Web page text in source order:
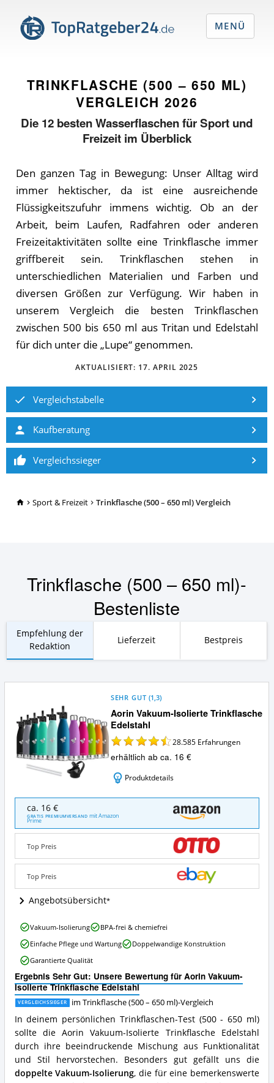
TopRatgeber24.de
Sport & Freizeit Trinkflasche (500 – 650 ml) Vergleich
TRINKFLASCHE (500 – 650 ML)
VERGLEICH 2026
Die 12 besten Wasserflaschen für Sport und
Freizeit im Überblick
Den ganzen Tag in Bewegung: Unser Alltag wird
immer hektischer, da ist eine ausreichende
Flüssigkeitszufuhr immens wichtig. Ob an der
Arbeit, beim Laufen, Radfahren oder anderen
Freizeitaktivitäten sollte eine Trinkflasche immer
griffbereit sein. Trinkflaschen stehen in
unterschiedlichen Materialien und Farben und
diversen Größen zur Verfügung. Wir haben in
unserem Vergleich die besten Trinkflaschen
zwischen 500 bis 650 ml aus Tritan und Edelstahl
für dich unter die „Lupe“ genommen.
AKTUALISIERT: 17. APRIL 2025
Vergleichstabelle
Kaufberatung
Vergleichssieger
Trinkflasche (500 – 650 ml)-
Bestenliste
Empfehlung der
Redaktion
Lieferzeit Bestpreis
Aorin Vakuum-Isolierte Trinkflasche
Edelstahl
SEHR GUT (1,3)
28.585 Erfahrungen
erhältlich ab ca. 16 €
Produktdetails
Vakuum-
Isolierte
Trinkflasche
Edelstahl
Angebote:
diese
Trinkflasche
650
ml)
erhältlich?
ca. 16 €
GRATIS PREMIUMVERSAND mit Amazon
Prime
Top Preis
Top Preis
Angebotsübersicht
Ergebnis Sehr Gut: Unsere Bewertung für Aorin Vakuum-
Isolierte Trinkflasche Edelstahl
VERGLEICHSSIEGER im Trinkflasche (500 – 650 ml)-Vergleich
In deinem persönlichen Trinkflaschen-Test (500 - 650 ml)
sollte die Aorin Vakuum-Isolierte Trinkflasche Edelstahl
durch ihre beeindruckende Mischung aus Funktionalität
und Stil hervorstechen. Besonders gut gefällt uns die
doppelte Vakuum-Isolierung, die für eine bemerkenswerte
Aorin
Vakuum-
Isolierte
Trinkflasche
Edelstahl
Vorteile:
Was
spricht
für
diese
Trinkflasche
(500
–
650
ml)?
Vakuum-Isolierung
BPA-frei & chemiefrei
Einfache Pflege und Wartung
Doppelwandige Konstruktion
Garantierte Qualität
MENÜ